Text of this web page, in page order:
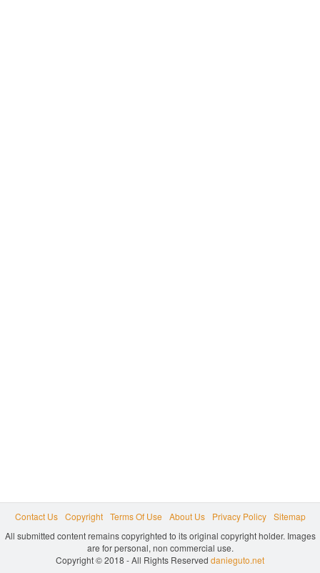
Contact Us Copyright Terms Of Use About Us Privacy Policy
Sitemap
All submitted content remains copyrighted to its original copyright holder. Images
are for personal, non commercial use.
Copyright © 2018 - All Rights Reserved danieguto.net